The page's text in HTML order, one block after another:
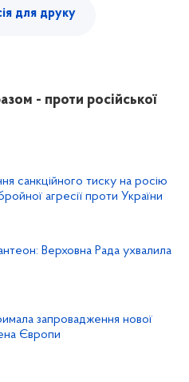
для друку
- проти російської
санкційного тиску на росію
агресії проти України
Верховна Рада ухвалила
запровадження нової
Європи